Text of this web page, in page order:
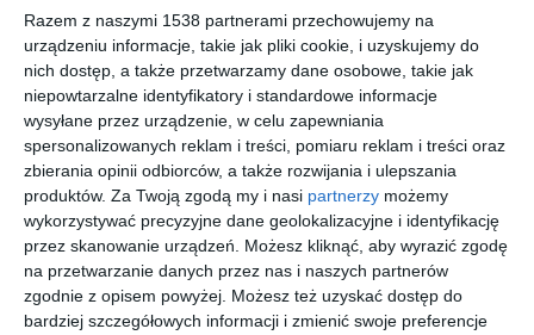
Razem z naszymi 1538 partnerami przechowujemy na
urządzeniu informacje, takie jak pliki cookie, i uzyskujemy do
nich dostęp, a także przetwarzamy dane osobowe, takie jak
niepowtarzalne identyfikatory i standardowe informacje
wysyłane przez urządzenie, w celu zapewniania
spersonalizowanych reklam i treści, pomiaru reklam i treści oraz
zbierania opinii odbiorców, a także rozwijania i ulepszania
produktów. Za Twoją zgodą my i nasi partnerzy możemy
wykorzystywać precyzyjne dane geolokalizacyjne i identyfikację
przez skanowanie urządzeń. Możesz kliknąć, aby wyrazić zgodę
na przetwarzanie danych przez nas i naszych partnerów
zgodnie z opisem powyżej. Możesz też uzyskać dostęp do
bardziej szczegółowych informacji i zmienić swoje preferencje